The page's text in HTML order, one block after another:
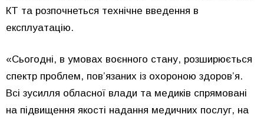
КТ та розпочнеться технічне введення в
експлуатацію.
«Сьогодні, в умовах воєнного стану, розширюється
спектр проблем, пов’язаних із охороною здоров’я.
Всі зусилля обласної влади та медиків спрямовані
на підвищення якості надання медичних послуг, на